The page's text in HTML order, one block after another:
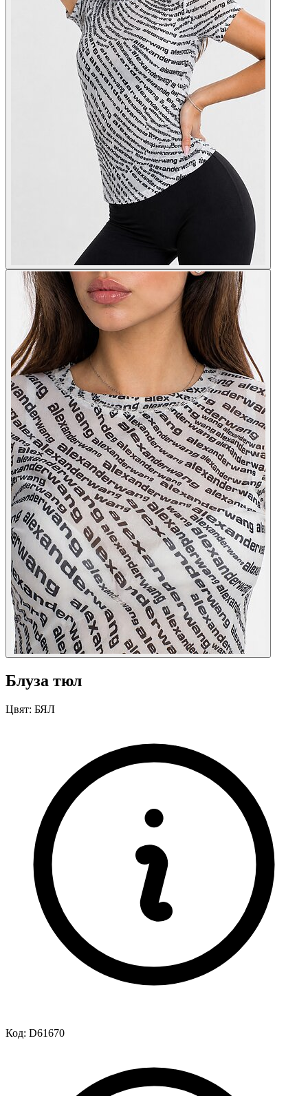
Блуза тюл
Цвят: БЯЛ
Код: D61670